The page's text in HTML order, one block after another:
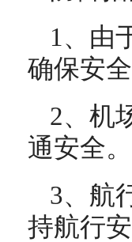
1、由
确保安全
2、机
通安全。
3、航
持航行